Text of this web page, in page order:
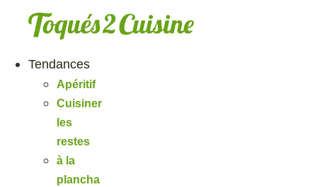
Tendances
Apéritif
Cuisiner
les
restes
à la
plancha